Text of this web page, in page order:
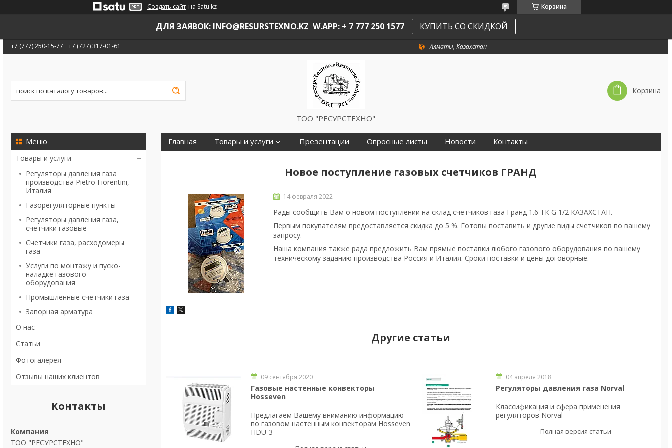
Создать сайт на Satu.kz Корзина
ДЛЯ ЗАЯВОК: INFO@RESURSTEXNO.KZ W.APP: + 7 777 250 1577 КУПИТЬ СО СКИДКОЙ
+7 (777) 250-15-77 +7 (727) 317-01-61 Алматы, Казахстан
ТОО "РЕСУРСТЕХНО"
Корзина
Товары и услуги
Регуляторы давления газа
производства Pietro Fiorentini,
Италия
Газорегуляторные пункты
Регуляторы давления газа,
счетчики газовые
Счетчики газа, расходомеры
газа
Услуги по монтажу и пуско-
наладке газового
оборудования
Промышленные счетчики газа
Запорная арматура
О нас
Статьи
Фотогалерея
Отзывы наших клиентов
Контакты
ТОО "РЕСУРСТЕХНО"
Главная Товары и услуги Презентации Опросные листы Новости Контакты
Новое поступление газовых счетчиков ГРАНД
14 февраля 2022
Рады сообщить Вам о новом поступлении на склад счетчиков газа Гранд 1.6 ТК G 1/2 КАЗАХСТАН.
Первым покупателям предоставляется скидка до 5 %. Готовы поставить и другие виды счетчиков по вашему
запросу.
Наша компания также рада предложить Вам прямые поставки любого газового оборудования по вашему
техническому заданию производства Россия и Италия. Сроки поставки и цены договорные.
Другие статьи
09 сентября 2020
Газовые настенные конвекторы
Hosseven
Предлагаем Вашему вниманию информацию
по газовом настенным конвекторам Hosseven
HDU-3
04 апреля 2018
Регуляторы давления газа Norval
Классификация и сфера применения
регуляторов Norval
Полная версия статьи